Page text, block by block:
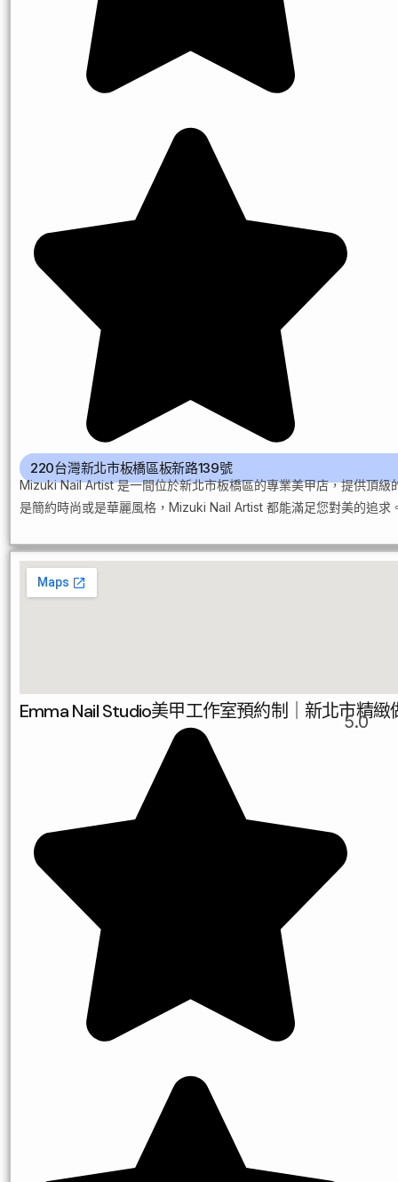
220台灣新北市板橋區板新路139號
Mizuki Nail Artist 是一間位於新北市板橋區的專業美甲店，提供頂
是簡約時尚或是華麗風格，Mizuki Nail Artist 都能滿足您對美的追求
Emma Nail Studio美甲工作室預約制｜新北市精
5.0